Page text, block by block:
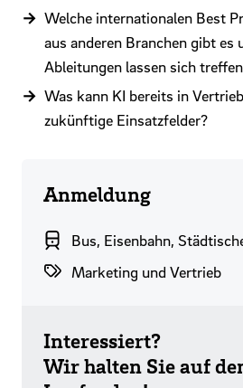
Welche internationalen Best
aus anderen Branchen gibt es
Ableitungen lassen sich
Was kann KI bereits in
zukünftige Einsatzfelder?
Anmeldung
Branchenbereich
Bus, Eisenbahn,
Themenwelten
Marketing und Vertrieb
Interessiert?
Wir halten Sie auf